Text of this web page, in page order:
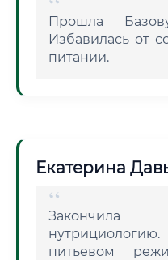
Прошла
Избавилась от
питании.
Екатерина
питьевом